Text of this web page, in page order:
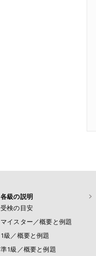
各級の説明
受検の目安
マイスター／概要と例題
1級／概要と例題
準1級／概要と例題